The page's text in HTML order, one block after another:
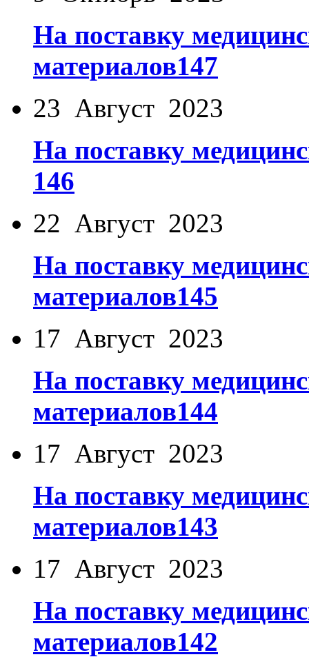
На поставку
материалов147
23 Август 2023
На поставку
146
22 Август 2023
На поставку
материалов145
17 Август 2023
На поставку
материалов144
17 Август 2023
На поставку
материалов143
17 Август 2023
На поставку
материалов142